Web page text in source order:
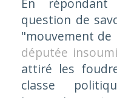
En
question de
"mouvement de
députée
attiré les
classe